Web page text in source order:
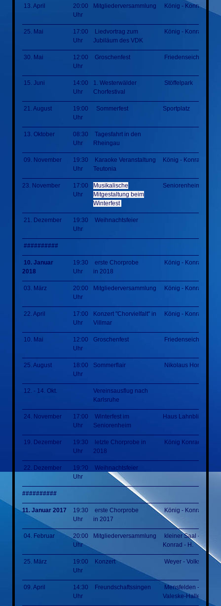
13. April
20:00
Uhr
Mitgliederversammlung König - Konrad -
25. Mai
17:00
Uhr
Liedvortrag zum
Jubiläum des VDK
König - Konrad -
30. Mai
12:00
Uhr
Groschenfest Friedenseiche
15. Juni
14:00
Uhr
1. Westerwälder
Chorfestival
Stöffelpark
21. August
19:00
Uhr
Sommerfest Sportplatz
13. Oktober
08:30
Uhr
Tagesfahrt in den
Rheingau
09. November
19:30
Uhr
Karaoke Veranstaltung
Teutonia
König - Konrad -
23. November
17:00
Uhr
Musikalische
Mitgestaltung beim
Winterfest
Seniorenheim
21. Dezember
19:30
Uhr
Weihnachtsfeier
##########
10. Januar
2018
19:30
Uhr
erste Chorprobe
in 2018
König - Konrad -
03. März
20:00
Uhr
Mitgliederversammlung König - Konrad -
22. April
17:00
Uhr
Konzert "Chorvielfalt" in
Villmar
König - Konrad -
10. Mai
12:00
Uhr
Groschenfest Friedenseiche
25. August
18:00
Uhr
Sommerflair Nikolaus Homm Park
12. - 14. Okt.
Vereinsausflug nach
Karlsruhe
24. November
17:00
Uhr
Winterfest im
Seniorenheim
Haus Lahnblick
19. Dezember
19:30
Uhr
letzte Chorprobe in
2018
König Konrad Halle
22. Dezember
19:?0
Uhr
Weihnachtsfeier
##########
11. Januar 2017
19:30
Uhr
erste Chorprobe
in 2017
König - Konrad -
04. Februar
20:00
Uhr
Mitgliederversammlung
kleiner Saal - König -
Konrad - H.
25. März
19:00
Uhr
Konzert Weyer - Volkshalle
09. April
14:30
Uhr
Freundschaftssingen
Mensfelden - Erich-
Valeske-Halle